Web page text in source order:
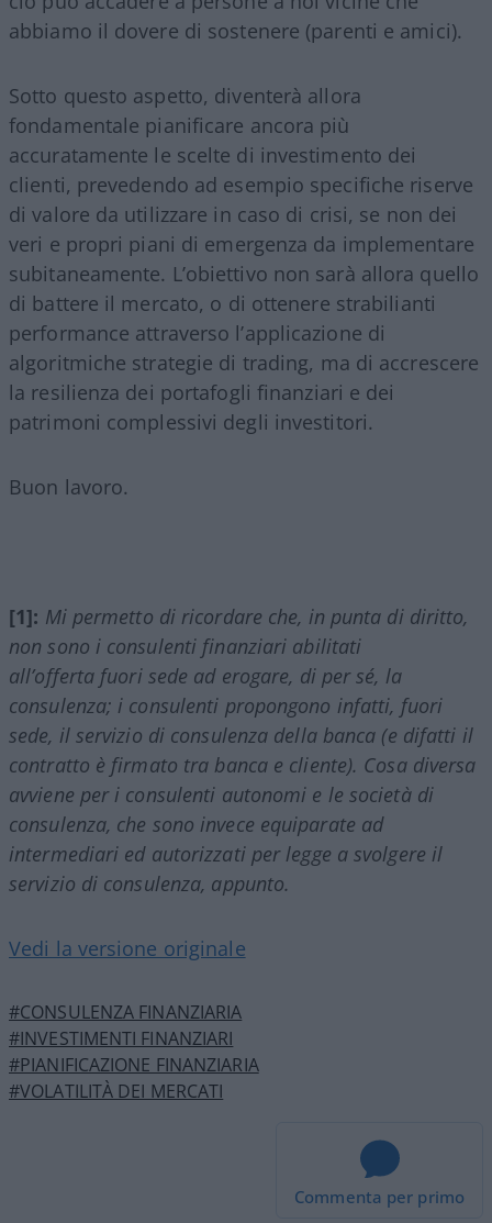
abbiamo il dovere di sostenere (parenti e amici).
Sotto questo aspetto, diventerà allora
fondamentale pianificare ancora più
accuratamente le scelte di investimento dei
clienti, prevedendo ad esempio specifiche riserve
di valore da utilizzare in caso di crisi, se non dei
veri e propri piani di emergenza da implementare
subitaneamente. L’obiettivo non sarà allora quello
di battere il mercato, o di ottenere strabilianti
performance attraverso l’applicazione di
algoritmiche strategie di trading, ma di accrescere
la resilienza dei portafogli finanziari e dei
patrimoni complessivi degli investitori.
Buon lavoro.
[1]: Mi permetto di ricordare che, in punta di diritto,
non sono i consulenti finanziari abilitati
all’offerta fuori sede ad erogare, di per sé, la
consulenza; i consulenti propongono infatti, fuori
sede, il servizio di consulenza della banca (e difatti il
contratto è firmato tra banca e cliente). Cosa diversa
avviene per i consulenti autonomi e le società di
consulenza, che sono invece equiparate ad
intermediari ed autorizzati per legge a svolgere il
servizio di consulenza, appunto.
Vedi la versione originale
#CONSULENZA FINANZIARIA
#INVESTIMENTI FINANZIARI
#PIANIFICAZIONE FINANZIARIA
#VOLATILITÀ DEI MERCATI
Commenta per primo